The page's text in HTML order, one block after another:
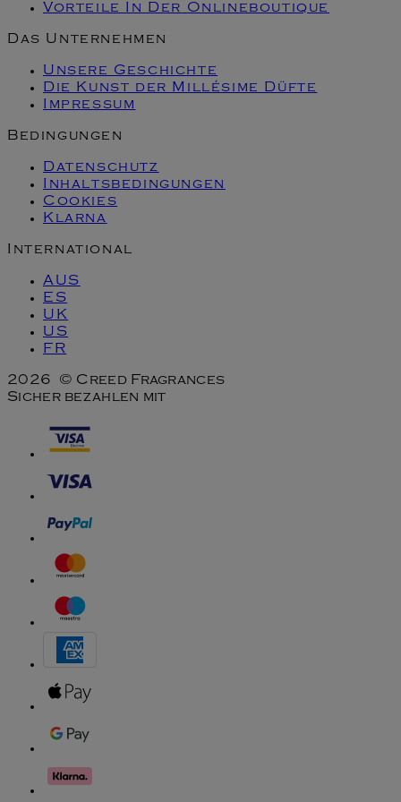
Vorteile In Der Onlineboutique
Das Unternehmen
Unsere Geschichte
Die Kunst der Millésime Düfte
Impressum
Bedingungen
Datenschutz
Inhaltsbedingungen
Cookies
Klarna
International
AUS
ES
UK
US
FR
2026 © Creed Fragrances
Sicher bezahlen mit